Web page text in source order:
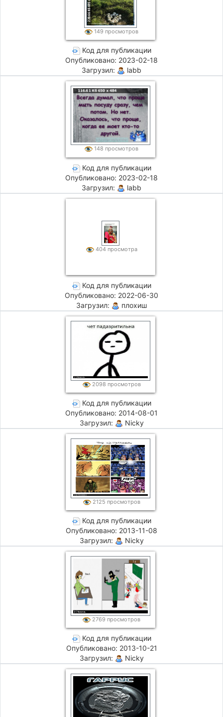
149 просмотров
Код для публикации
Опубликовано: 2023-02-18
Загрузил:
labb
148 просмотров
Код для публикации
Опубликовано: 2023-02-18
Загрузил:
labb
404 просмотра
Код для публикации
Опубликовано: 2022-06-30
Загрузил:
плохиш
2098 просмотров
Код для публикации
Опубликовано: 2014-08-01
Загрузил:
Nicky
2125 просмотров
Код для публикации
Опубликовано: 2013-11-08
Загрузил:
Nicky
2769 просмотров
Код для публикации
Опубликовано: 2013-10-21
Загрузил:
Nicky